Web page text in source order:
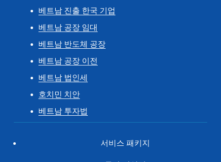
베트남 진출 한국 기업
베트남 공장 임대
베트남 반도체 공장
베트남 공장 이전
베트남 법인세
호치민 치안
베트남 투자법
서비스 패키지